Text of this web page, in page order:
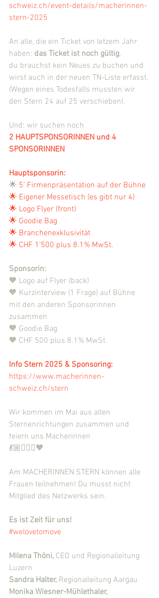
schweiz.ch/event-details/macherinnen-
stern-2025
An alle, die ein Ticket von letzem Jahr
haben: das Ticket ist noch gültig,
du brauchst kein Neues zu buchen und
wirst auch in der neuen TN-Liste erfasst.
(Wegen eines Todesfalls mussten wir
den Stern 24 auf 25 verschieben).
Und: wir suchen noch
2 HAUPTSPONSORINNEN und 4
SPONSORINNEN
Hauptsponsorin:
🌟 5’ Firmenpräsentation auf der Bühne
🌟 Eigener Messetisch (es gibt nur 4)
🌟 Logo Flyer (front)
🌟 Goodie Bag
🌟 Branchenexklusivität
🌟 CHF 1‘500 plus 8.1% MwSt.
Sponsorin:
🧡 Logo auf Flyer (back)
🧡 Kurzinterview (1 Frage) auf Bühne
mit den anderen Sponsorinnen
zusammen
🧡 Goodie Bag
🧡 CHF 500 plus 8.1% MwSt.
Info Stern 2025 & Sponsoring:
https://www.macherinnen-
schweiz.ch/stern
Wir kommen im Mai aus allen
Sternenrichtungen zusammen und
feiern uns Macherinnen
💃🏼✌🏻✨🧡
Am MACHERINNEN STERN können alle
Frauen teilnehmen! Du musst nicht
Mitglied des Netzwerks sein.
Es ist Zeit für uns!
#welovetomove
Milena Thöni, CEO und Regionalleitung
Luzern
Sandra Halter, Regionalleitung Aargau
Monika Wiesner-Mühlethaler,